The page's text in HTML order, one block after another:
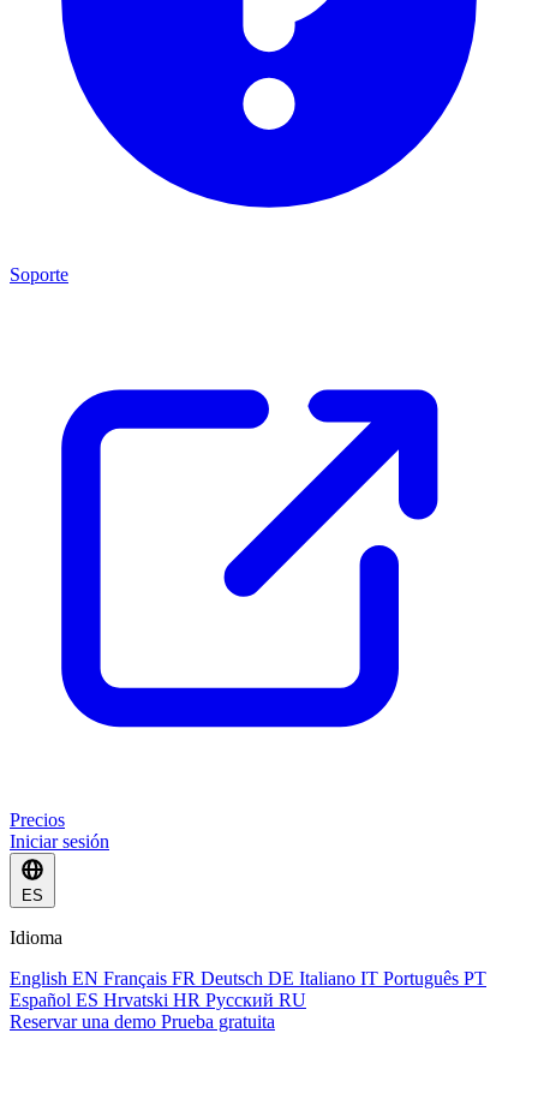
Soporte
Precios
Iniciar sesión
ES
Idioma
English EN Français FR Deutsch DE Italiano IT Português PT
Español ES Hrvatski HR Русский RU
Reservar una demo Prueba gratuita